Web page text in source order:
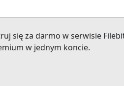
się za darmo w serwisie
w jednym koncie.